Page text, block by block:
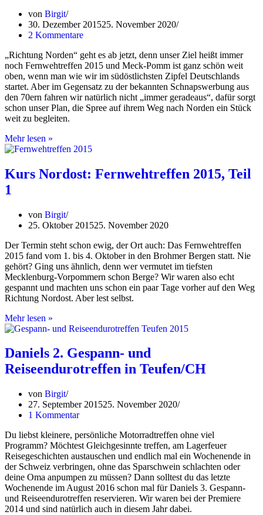
weit
weg
von Birgit
30. Dezember 201525. November 2020
2 Kommentare
„Richtung Norden“ geht es ab jetzt, denn unser Ziel heißt immer
noch Fernwehtreffen 2015 und Meck-Pomm ist ganz schön weit
oben, wenn man wie wir im südöstlichsten Zipfel Deutschlands
startet. Aber im Gegensatz zu der bekannten Schnapswerbung aus
den 70ern fahren wir natürlich nicht „immer geradeaus“, dafür sorgt
schon unser Plan, die Spree auf ihrem Weg nach Norden ein Stück
weit zu begleiten.
Mehr lesen »
Nordost:
2015,
Teil
Kurs Nordost: Fernwehtreffen 2015, Teil
1
von Birgit
25. Oktober 201525. November 2020
Der Termin steht schon ewig, der Ort auch: Das Fernwehtreffen
2015 fand vom 1. bis 4. Oktober in den Brohmer Bergen statt. Nie
gehört? Ging uns ähnlich, denn wer vermutet im tiefsten
Mecklenburg-Vorpommern schon Berge? Wir waren also echt
gespannt und machten uns schon ein paar Tage vorher auf den Weg
Richtung Nordost. Aber lest selbst.
Mehr lesen »
Nordost:
2015,
Teil
1
Daniels 2. Gespann- und
Reiseendurotreffen in Teufen/CH
von Birgit
27. September 201525. November 2020
1 Kommentar
Du liebst kleinere, persönliche Motorradtreffen ohne viel
Programm? Möchtest Gleichgesinnte treffen, am Lagerfeuer
Reisegeschichten austauschen und endlich mal ein Wochenende in
der Schweiz verbringen, ohne das Sparschwein schlachten oder
deine Oma anpumpen zu müssen? Dann solltest du das letzte
Wochenende im August 2016 schon mal für Daniels 3. Gespann-
und Reiseendurotreffen reservieren. Wir waren bei der Premiere
2014 und sind natürlich auch in diesem Jahr dabei.